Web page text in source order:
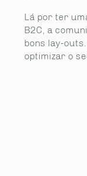
Lá por ter
B2C, a
bons lay-
optimizar o